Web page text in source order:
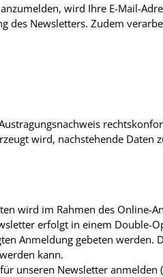
wird Ihre E-Mail-
des Newsletters. Zudem
wird, nachstehende Daten
wird im Rahmen des Online-
erfolgt in einem Double-
Anmeldung gebeten
kann.
unseren Newsletter